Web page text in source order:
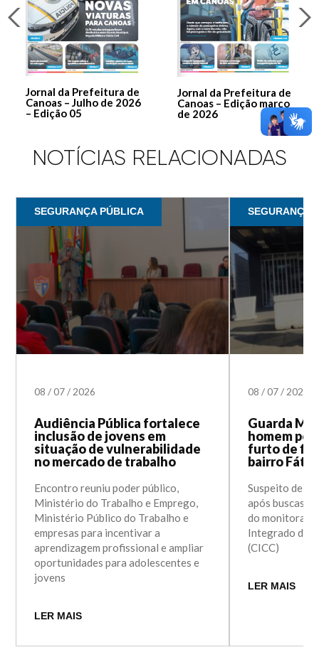
Jornal da Prefeitura de
Canoas – Julho de 2026
– Edição 05
Jornal da Prefeitura de
Canoas – Edição março
de 2026
NOTÍCIAS RELACIONADAS
SEGURANÇA PÚBLICA
08/07/2026
Audiência Pública fortalece
inclusão de jovens em
situação de vulnerabilidade
no mercado de trabalho
Encontro reuniu poder público,
Ministério do Trabalho e Emprego,
Ministério Público do Trabalho e
empresas para incentivar a
aprendizagem profissional e ampliar
oportunidades para adolescentes e
jovens
LER MAIS
SEGURANÇA
08/07/2026
Guarda
homem
furto de
bairro
Suspeito de
após buscas;
do
Integrado de
(CICC)
LER MAIS